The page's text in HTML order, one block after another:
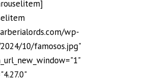
wp-
10/famosos.jpg"